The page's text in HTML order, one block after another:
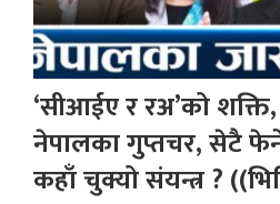
‘सीआईए र रअ’को शक्ति,
नेपालका गुप्तचर, सेटै
कहाँ चुक्यो संयन्त्र ?